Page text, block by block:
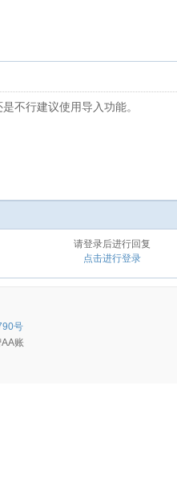
不行建议使用导入功能。
请登录后进行回复
点击进行登录
号
账